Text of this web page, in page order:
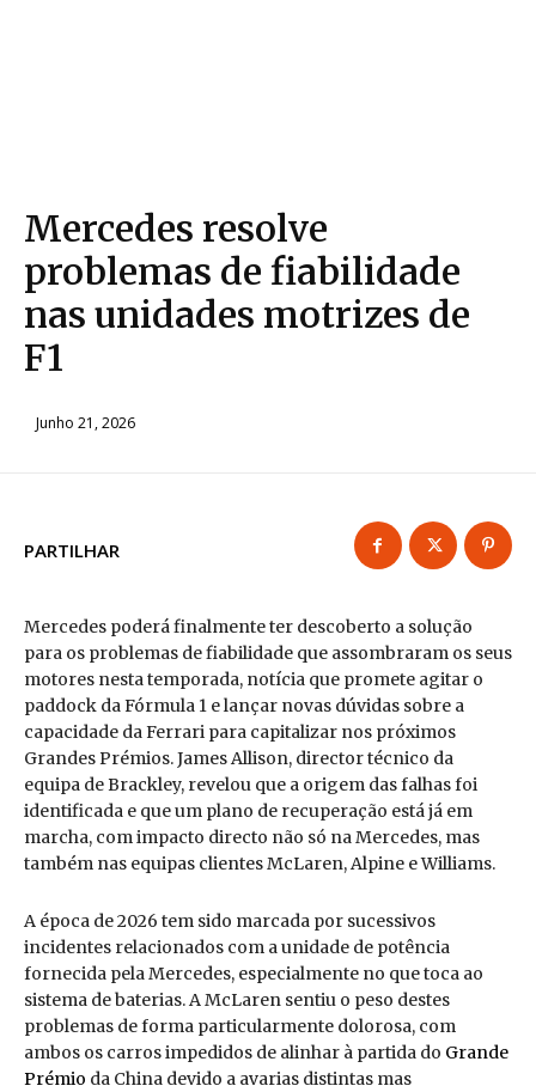
Mercedes resolve
problemas de fiabilidade
nas unidades motrizes de
F1
Junho 21, 2026
PARTILHAR
Mercedes poderá finalmente ter descoberto a solução
para os problemas de fiabilidade que assombraram os seus
motores nesta temporada, notícia que promete agitar o
paddock da Fórmula 1 e lançar novas dúvidas sobre a
capacidade da Ferrari para capitalizar nos próximos
Grandes Prémios. James Allison, director técnico da
equipa de Brackley, revelou que a origem das falhas foi
identificada e que um plano de recuperação está já em
marcha, com impacto directo não só na Mercedes, mas
também nas equipas clientes McLaren, Alpine e Williams.
A época de 2026 tem sido marcada por sucessivos
incidentes relacionados com a unidade de potência
fornecida pela Mercedes, especialmente no que toca ao
sistema de baterias. A McLaren sentiu o peso destes
problemas de forma particularmente dolorosa, com
ambos os carros impedidos de alinhar à partida do Grande
Prémio da China devido a avarias distintas mas